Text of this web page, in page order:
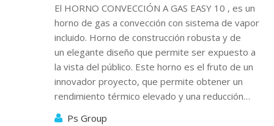
El HORNO CONVECCIÓN A GAS EASY 10 , es un
horno de gas a convección con sistema de vapor
incluido. Horno de construcción robusta y de
un elegante diseño que permite ser expuesto a
la vista del público. Este horno es el fruto de un
innovador proyecto, que permite obtener un
rendimiento térmico elevado y una reducción…
Ps Group